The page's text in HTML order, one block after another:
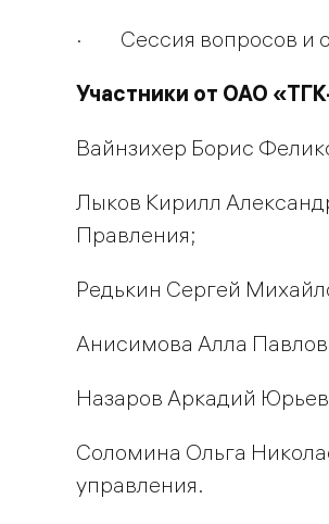
· Сессия вопросов и
Участники от ОАО
Вайнзихер Борис
Лыков Кирилл
Правления;
Редькин Сергей
Анисимова Алла
Назаров Аркадий
Соломина Ольга
управления.